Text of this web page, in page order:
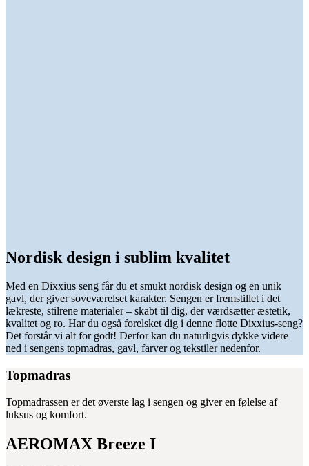
Nordisk design i sublim kvalitet
Med en Dixxius seng får du et smukt nordisk design og en unik
gavl, der giver soveværelset karakter. Sengen er fremstillet i det
lækreste, stilrene materialer – skabt til dig, der værdsætter æstetik,
kvalitet og ro. Har du også forelsket dig i denne flotte Dixxius-seng?
Det forstår vi alt for godt! Derfor kan du naturligvis dykke videre
ned i sengens topmadras, gavl, farver og tekstiler nedenfor.
Topmadras
Topmadrassen er det øverste lag i sengen og giver en følelse af
luksus og komfort.
AEROMAX Breeze I